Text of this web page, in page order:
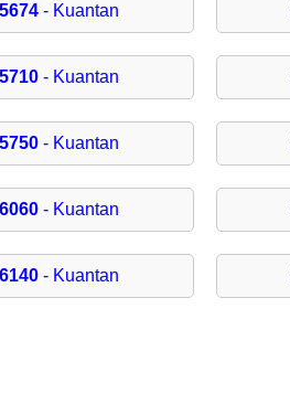
- Kuantan
- Kuantan
- Kuantan
- Kuantan
- Kuantan